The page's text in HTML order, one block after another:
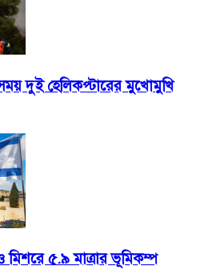
সময় দুই হেলিকপ্টারের মুখোমুখি
মিশরে ৫.৯ মাত্রার ভূমিকম্প